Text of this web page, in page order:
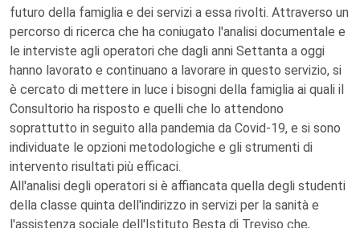
futuro della famiglia e dei servizi a essa rivolti. Attraverso un
percorso di ricerca che ha coniugato l'analisi documentale e
le interviste agli operatori che dagli anni Settanta a oggi
hanno lavorato e continuano a lavorare in questo servizio, si
è cercato di mettere in luce i bisogni della famiglia ai quali il
Consultorio ha risposto e quelli che lo attendono
soprattutto in seguito alla pandemia da Covid-19, e si sono
individuate le opzioni metodologiche e gli strumenti di
intervento risultati più efficaci.
All'analisi degli operatori si è affiancata quella degli studenti
della classe quinta dell'indirizzo in servizi per la sanità e
l'assistenza sociale dell'Istituto Besta di Treviso che,